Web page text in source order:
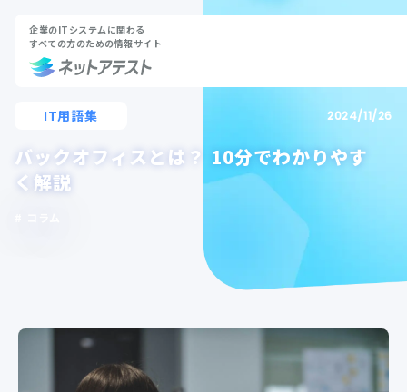
企業のITシステムに関わる
すべての方のための情報サイト
IT用語集 2024/11/26
バックオフィスとは？ 10分でわかりやす
く解説